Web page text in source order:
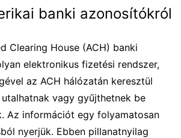
banki azonosítókról
Clearing House (ACH) banki
elektronikus fizetési rendszer,
az ACH hálózatán keresztül
vagy gyűjthetnek be
Az információt egy folyamatosan
nyerjük. Ebben pillanatnyilag